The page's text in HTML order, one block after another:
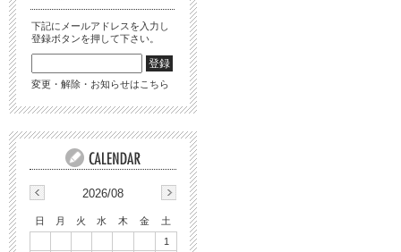
下記にメールアドレスを入力し
登録ボタンを押して下さい。
変更・解除・お知らせはこちら
2026/08
日 月 火 水 木 金
土
1